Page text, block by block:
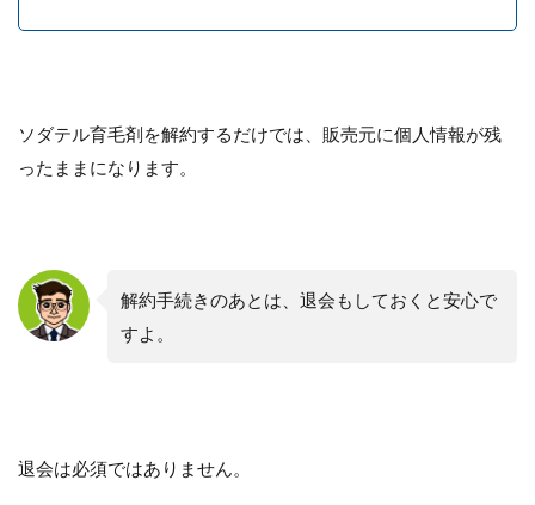
ソダテル育毛剤を解約するだけでは、販売元に個人情報が残
ったままになります。
解約手続きのあとは、退会もしておくと安心で
すよ。
退会は必須ではありません。